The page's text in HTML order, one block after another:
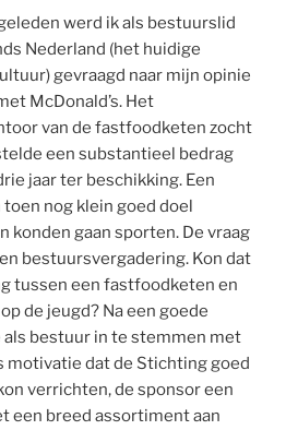
werd ik als bestuurslid
Nederland (het huidige
gevraagd naar mijn opinie
McDonald’s. Het
van de fastfoodketen zocht
een substantieel bedrag
jaar ter beschikking. Een
nog klein goed doel
konden gaan sporten. De vraag
bestuursvergadering. Kon dat
tussen een fastfoodketen en
de jeugd? Na een goede
bestuur in te stemmen met
motivatie dat de Stichting goed
verrichten, de sponsor een
een breed assortiment aan